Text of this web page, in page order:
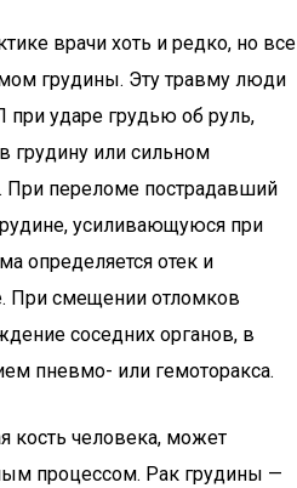
врачи хоть и редко, но все
грудины. Эту травму люди
при ударе грудью об руль,
грудину или сильном
При переломе пострадавший
усиливающуюся при
определяется отек и
При смещении отломков
соседних органов, в
пневмо- или гемоторакса.
кость человека, может
процессом. Рак грудины —